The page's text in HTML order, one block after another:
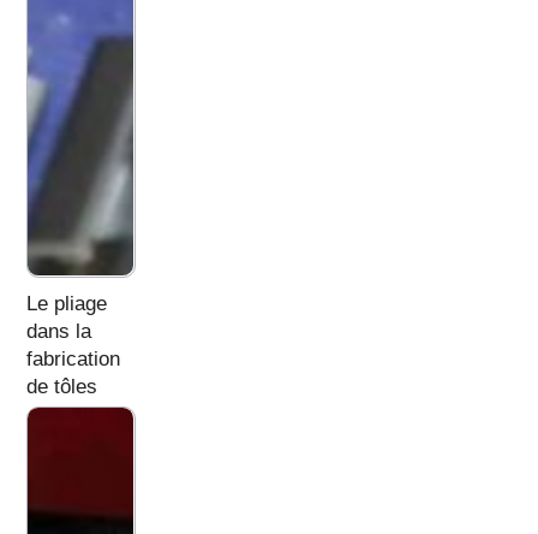
Le pliage
dans la
fabrication
de tôles